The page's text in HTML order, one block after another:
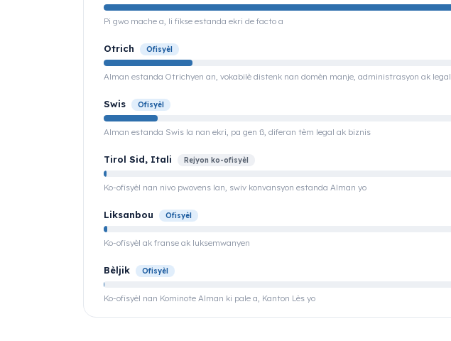
Pi gwo mache a, li fikse estanda ekri de facto a
Otrich Ofisyèl
Alman estanda Otrichyen an, vokabilè distenk nan domèn manje, administrasyon ak legal
Swis Ofisyèl
Alman estanda Swis la nan ekri, pa gen ß, diferan tèm legal ak biznis
Tirol Sid, Itali Rejyon ko-ofisyèl
Ko-ofisyèl nan nivo pwovens lan, swiv konvansyon estanda Alman yo
Liksanbou Ofisyèl
Ko-ofisyèl ak franse ak luksemwanyen
Bèljik Ofisyèl
Ko-ofisyèl nan Kominote Alman ki pale a, Kanton Lès yo